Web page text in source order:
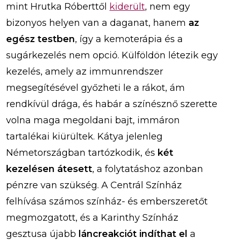
mint Hrutka Róberttől kiderült, nem egy
bizonyos helyen van a daganat, hanem az
egész testben, így a kemoterápia és a
sugárkezelés nem opció. Külföldön létezik egy
kezelés, amely az immunrendszer
megsegítésével győzheti le a rákot, ám
rendkívül drága, és habár a színésznő szerette
volna maga megoldani bajt, immáron
tartalékai kiürültek. Kátya jelenleg
Németországban tartózkodik, és két
kezelésen átesett, a folytatáshoz azonban
pénzre van szükség. A Centrál Színház
felhívása számos színház- és emberszeretőt
megmozgatott, és a Karinthy Színház
gesztusa újabb láncreakciót indíthat el a